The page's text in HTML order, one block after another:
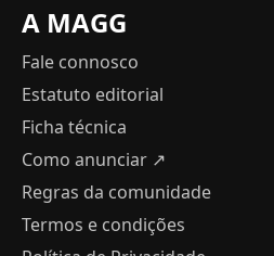
A MAGG
Fale connosco
Estatuto editorial
Ficha técnica
Como anunciar ↗
Regras da comunidade
Termos e condições